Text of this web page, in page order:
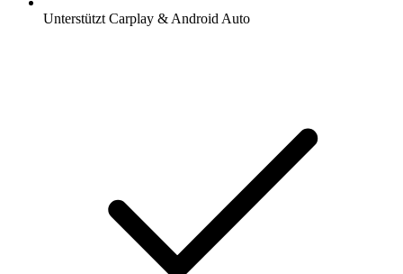
Unterstützt Carplay & Android Auto